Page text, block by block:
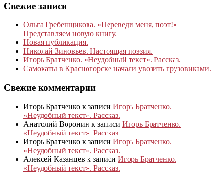
Свежие записи
Ольга Гребенщикова. «Переведи меня, поэт!»
Представляем новую книгу.
Новая публикация.
Николай Зиновьев. Настоящая поэзия.
Игорь Братченко. «Неудобный текст». Рассказ.
Самокаты в Красногорске начали увозить грузовиками.
Свежие комментарии
Игорь Братченко к записи Игорь Братченко.
«Неудобный текст». Рассказ.
Анатолий Воронин к записи Игорь Братченко.
«Неудобный текст». Рассказ.
Игорь Братченко к записи Игорь Братченко.
«Неудобный текст». Рассказ.
Алексей Казанцев к записи Игорь Братченко.
«Неудобный текст». Рассказ.